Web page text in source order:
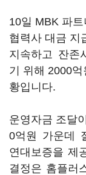
10일 MBK 파
협력사 대금 지
지속하고 잔존
기 위해 2000
황입니다.
운영자금 조달
0억원 가운데
연대보증을 제
결정은 홈플러